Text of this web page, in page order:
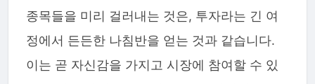
종목들을 미리 걸러내는 것은, 투자라는 긴 여
정에서 든든한 나침반을 얻는 것과 같습니다.
이는 곧 자신감을 가지고 시장에 참여할 수 있